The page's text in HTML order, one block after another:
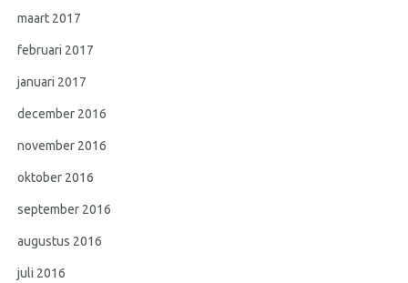
maart 2017
februari 2017
januari 2017
december 2016
november 2016
oktober 2016
september 2016
augustus 2016
juli 2016